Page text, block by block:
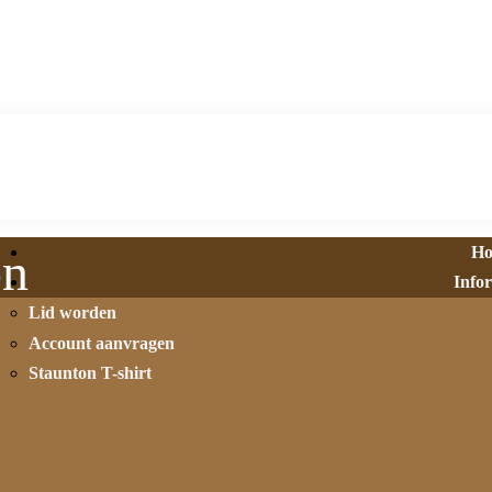
Lid worden
Account aanvragen
Staunton T-shirt